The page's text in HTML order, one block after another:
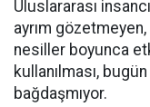
Uluslararası
ayrım
nesiller boyunca
kullanılması,
bağdaşmıyor.